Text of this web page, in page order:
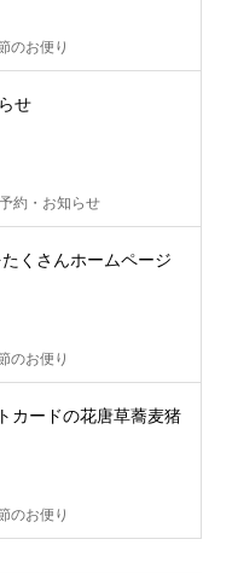
のお便り
せ
約・お知らせ
くさんホームページ
のお便り
カードの花唐草蕎麦猪
のお便り